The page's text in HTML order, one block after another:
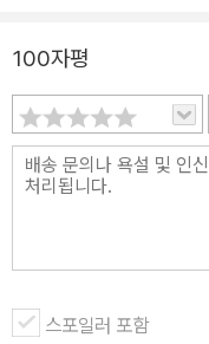
도록
100자평
스포일러 포함